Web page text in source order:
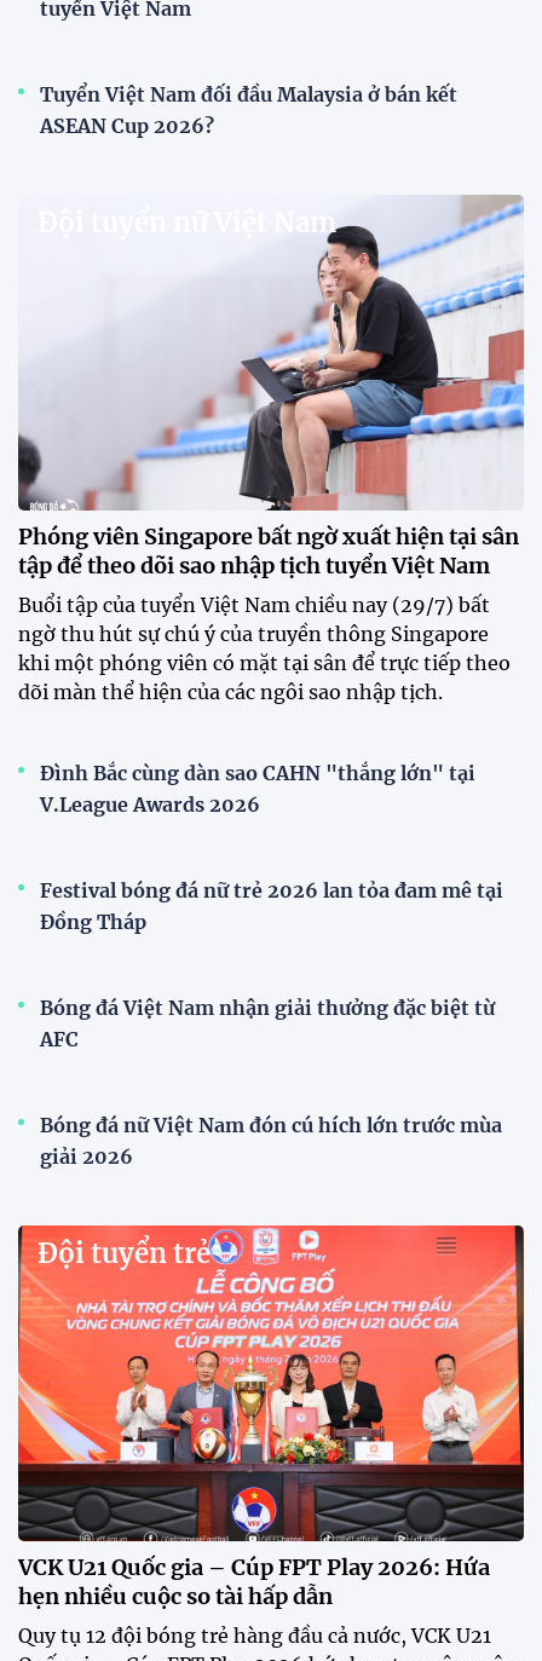
VPF chính thức ra mắt bộ nhận diện thương hiệu và
slogan mới cho hệ thống các giải bóng đá chuyên
nghiệp quốc gia, mở ra diện mạo mới cho V.League
HLV Văn Sỹ Sơn: "Tôi đặt bút ký bằng niềm tin và
CLB Sông Lam Nghệ An chính thức có nhà tài trợ
mới
Tiền đạo Đình Bắc chốt tương lai sau tin đồn sang
Nhật Bản thi đấu
ĐKVĐ Cúp Quốc gia chiêu mộ sao trẻ của ĐT Việt
Nam
Đội tuyển Việt Nam
Việt Nam tăng gấp đôi
Sau khi tuyển Việt Nam giành ngôi nhất bảng A và
vào bán kết ASEAN Cup 2026, VFF đã công bố thời
gian mở bán vé trận lượt về trên sân Mỹ Đình, với
mức giá tăng gấp đôi so với vòng bảng.
Xã Hùng Châu tưng bừng khai mạc giải bóng đá
truyền thống lần thứ VI
HLV Kim Sang Sik: "ĐT Việt Nam sẽ tung đội
hình mạnh nhất trước Campuchia"